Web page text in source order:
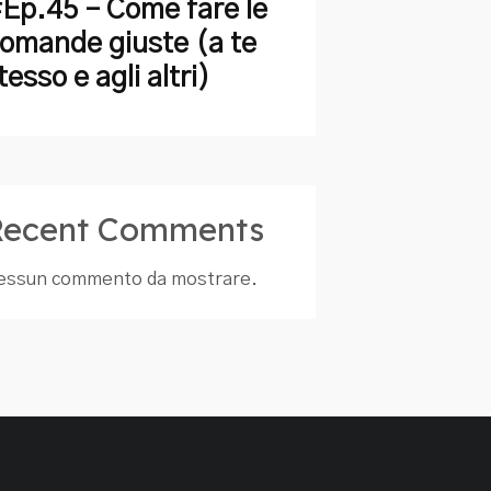
– Come fare le
giuste (a te
e agli altri)
Comments
commento da mostrare.